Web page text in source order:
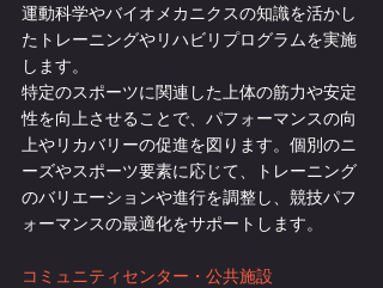
運動科学やバイオメカニクスの知識を活かし
たトレーニングやリハビリプログラムを実施
します。
特定のスポーツに関連した上体の筋力や安定
性を向上させることで、パフォーマンスの向
上やリカバリーの促進を図ります。個別のニ
ーズやスポーツ要素に応じて、トレーニング
のバリエーションや進行を調整し、競技パフ
ォーマンスの最適化をサポートします。
コミュニティセンター・公共施設